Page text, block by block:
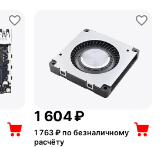
1 604₽
1 763₽ по безналичному
расчёту